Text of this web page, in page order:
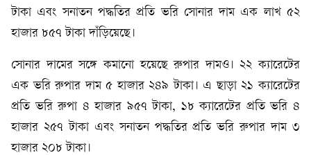
টাকা এবং সনাতন পদ্ধতির প্রতি ভরি সোনার দাম এক লাখ ৫২
হাজার ৮৫৭ টাকা দাঁড়িয়েছে।
সোনার দামের সঙ্গে কমানো হয়েছে রুপার দামও। ২২ ক্যারেটের
এক ভরি রুপার দাম ৫ হাজার ২৪৯ টাকা। এ ছাড়া ২১ ক্যারেটের
প্রতি ভরি রুপা ৪ হাজার ৯৫৭ টাকা, ১৮ ক্যারেটের প্রতি ভরি ৪
হাজার ২৫৭ টাকা এবং সনাতন পদ্ধতির প্রতি ভরি রুপার দাম ৩
হাজার ২০৮ টাকা।